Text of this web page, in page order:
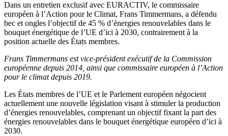
Dans un entretien exclusif avec EURACTIV, le commissaire
européen à l’Action pour le Climat, Frans Timmermans, a défendu
bec et ongles l’objectif de 45 % d’énergies renouvelables dans le
bouquet énergétique de l’UE d’ici à 2030, contrairement à la
position actuelle des États membres.
Frans Timmermans est vice-président exécutif de la Commission
européenne depuis 2014, ainsi que commissaire européen à l’Action
pour le climat depuis 2019.
Les États membres de l’UE et le Parlement européen négocient
actuellement une nouvelle législation visant à stimuler la production
d’énergies renouvelables, comprenant un objectif fixant la part des
énergies renouvelables dans le bouquet énergétique européen d’ici à
2030.